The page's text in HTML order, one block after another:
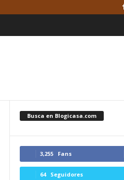
Busca en Blogicasa.com
3,255 Fans
64 Seguidores